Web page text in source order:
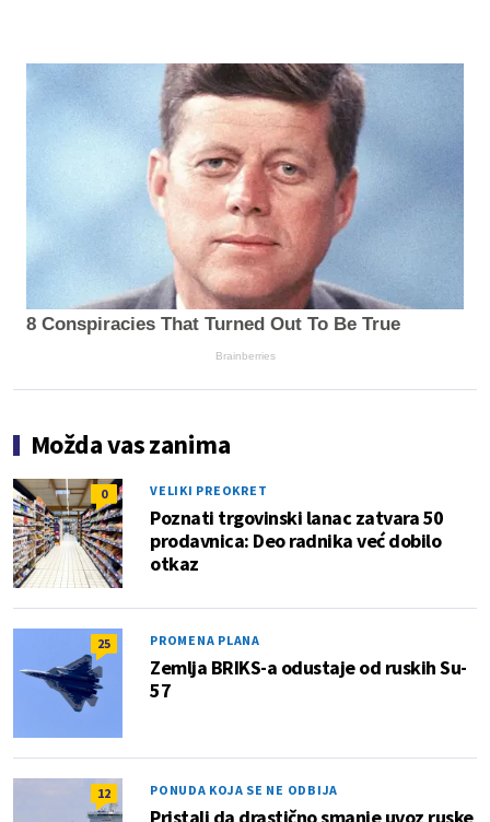
8 Conspiracies That Turned Out To Be True
Brainberries
Možda vas zanima
0 VELIKI PREOKRET
Poznati trgovinski lanac zatvara 50
prodavnica: Deo radnika već dobilo
otkaz
25 PROMENA PLANA
Zemlja BRIKS-a odustaje od ruskih Su-
57
12 PONUDA KOJA SE NE ODBIJA